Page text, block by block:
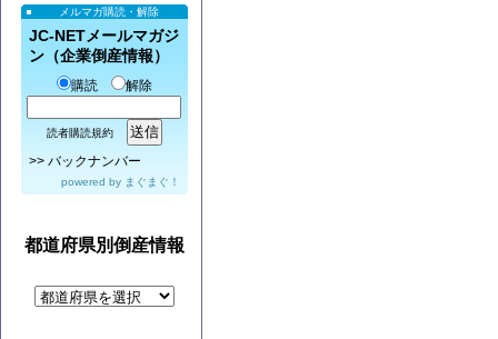
メルマガ購読・解除
JC-NETメールマガジ
ン（企業倒産情報）
購読 解除
読者購読規約
>> バックナンバー
powered by まぐまぐ！
都道府県別倒産情報